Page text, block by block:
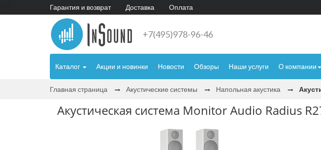
Гарантия и возврат Доставка Оплата
+7(495)978-96-46
Каталог Акции и новинки Новости Обзоры Наши услуги О компании
Главная страница Акустические системы Напольная акустика
Акустическая система Monitor Audio Radius